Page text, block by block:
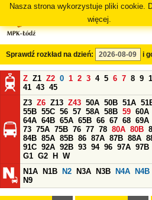
Nasza strona wykorzystuje pliki cookie.
więcej.
Sprawdź rozkład na dzień: i
Z Z1 Z2 0 1 2 3 4 5 6 7 8 9
41 43 45
Z3 Z6 Z13 Z43 50A 50B 51A
55B 55C 56 57 58A 58B 59 60A
64A 64B 65A 65B 66 67 68 69A
73 75A 75B 76 77 78 80A 80B
84B 85A 85B 86 87A 87B 88A
91C 92A 92B 93 94 96 97A 97B
G1 G2 H
W
N1A
N1B N2 N3A N3B N4A N4B
N9